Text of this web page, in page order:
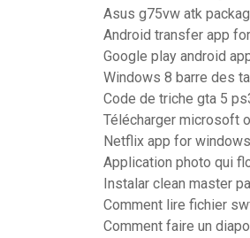
Asus g75vw atk
Android transfer app
Google play android
Windows 8 barre des
Code de triche gta 5
Télécharger microsoft
Netflix app for
Application photo qui
Instalar clean master
Comment lire fichier
Comment faire un